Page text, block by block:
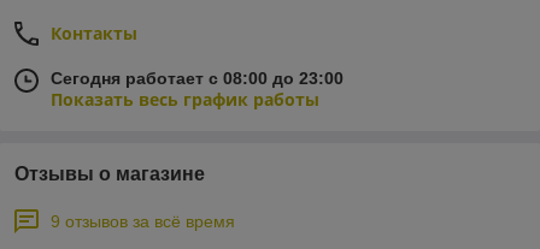
Контакты
Сегодня работает с 08:00 до 23:00
Показать весь график работы
Отзывы о магазине
9 отзывов за всё время